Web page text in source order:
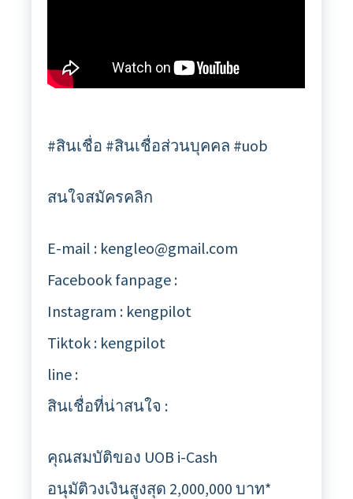
#สินเชื่อ #สินเชื่อส่วนบุคคล #uob
สนใจสมัครคลิก
E-mail : kengleo@gmail.com
Facebook fanpage :
Instagram : kengpilot
Tiktok : kengpilot
line :
สินเชื่อที่น่าสนใจ :
คุณสมบัติของ UOB i-Cash
อนุมัติวงเงินสูงสุด 2,000,000 บาท*